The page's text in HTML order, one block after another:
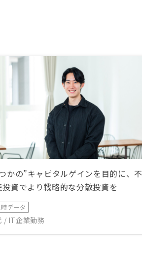
かの”キャピタルゲインを目的に、不
投資でより戦略的な分散投資を
データ
/ IT企業勤務